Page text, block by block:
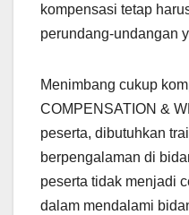
kompensasi tetap
perundang-undangan
Menimbang cukup
COMPENSATION &
peserta, dibutuhkan
berpengalaman di
peserta tidak menjadi
dalam mendalami